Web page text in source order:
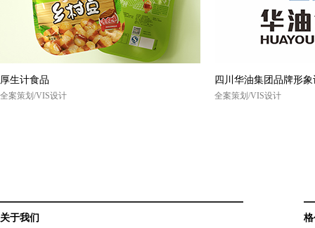
厚生计食品
全案策划/VIS设计
四川华油集团品牌形
全案策划/VIS设计
关于我们